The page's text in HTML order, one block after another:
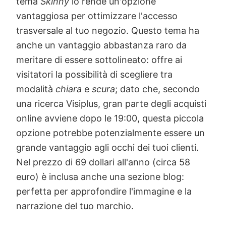
Il design contemporaneo ed elegante del
temaSkinnylo rende un'opzione
vantaggiosa per ottimizzare l'accesso
trasversale al tuo negozio. Questo tema ha
anche un vantaggio abbastanza raro da
meritare di essere sottolineato: offre ai
visitatori la possibilità di scegliere tra
modalitàchiaraescura; dato che, secondo
una ricerca Visiplus, gran parte degli acquisti